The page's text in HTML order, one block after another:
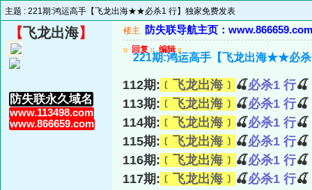
主题 : 221期:鸿运高手【飞龙出海★★必杀1 行】独家免费发表
【飞龙出海】
防失联永久域名
www.113498.com
www.866659.com
楼主 防失联导航主页：www.866659.com
u 回复 u 编辑 u
221期:鸿运高手【飞龙出海★★必杀
112期: ﹝飞龙出海﹞ 🍒必杀1 行🍒
113期: ﹝飞龙出海﹞ 🍒必杀1 行🍒
114期: ﹝飞龙出海﹞ 🍒必杀1 行🍒
115期: ﹝飞龙出海﹞ 🍒必杀1 行🍒
116期: ﹝飞龙出海﹞ 🍒必杀1 行🍒
117期: ﹝飞龙出海﹞ 🍒必杀1 行🍒